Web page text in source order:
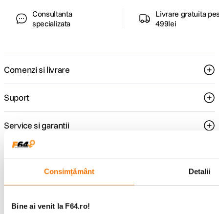
Consimțământ Detalii
Bine ai venit la F64.ro!
Consultanta
specializata
Livrare gratuita
499lei
Comenzi si livrare
Suport
Service si garantii
Urmareste-ne